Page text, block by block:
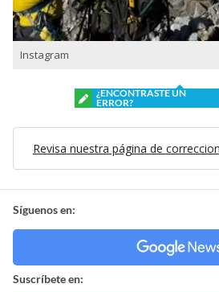
Instagram
¿ENCONTRASTE UN
ERROR?
Revisa nuestra página de
Síguenos en:
Suscríbete en: